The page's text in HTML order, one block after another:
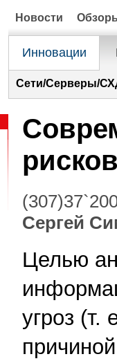
Новости
Инновации
Сети/Серверы/
Сергей
Целью
угроз (т.